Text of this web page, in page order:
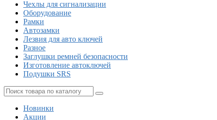
Чехлы для сигнализации
Оборудование
Рамки
Автозамки
Лезвия для авто ключей
Разное
Заглушки ремней безопасности
Изготовление автоключей
Подушки SRS
Новинки
Акции